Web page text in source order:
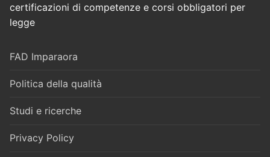
certificazioni di competenze e corsi obbligatori per
legge
FAD Imparaora
Politica della qualità
Studi e ricerche
Privacy Policy